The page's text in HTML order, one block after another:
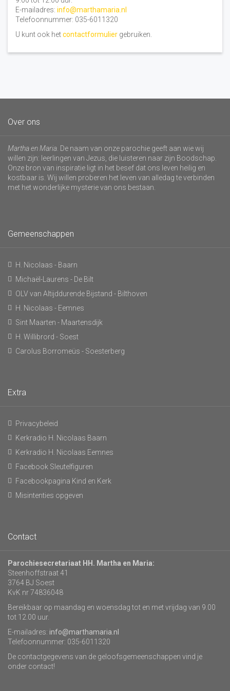
E-mailadres: info@marthamaria.nl
Telefoonnummer: 035-6011320
U kunt ook hetcontactformulier gebruiken.
Over ons
Martha en Maria . De naam van onze parochie geeft aan wie wij
willen zijn: leerlingen van Jezus, die luisteren naar zijn Boodschap.
Onze bron van inspiratie ligt in het besef dat ons leven heilig en
kostbaar is. Wij willen proberen het leven van alledag te verbinden
met het wonderlijke mysterie van ons bestaan.
Gemeenschappen
H. Nicolaas - Baarn
Michaël-Laurens - De Bilt
OLV van Altijddurende Bijstand - Bilthoven
H. Nicolaas - Eemnes
Sint Maarten - Maartensdijk
H. Willibrord - Soest
Carolus Borromeüs - Soesterberg
Extra
Privacybeleid
Kerkradio H. Nicolaas Baarn
Kerkradio H. Nicolaas Eemnes
Facebook Sleutelfiguren
Facebookpagina Kind en Kerk
Misintenties opgeven
Contact
Parochiesecretariaat HH. Martha en Maria:
Steenhoffstraat 41
3764 BJ Soest
KvK nr 74836048
Bereikbaar op maandag en woensdag tot en met vrijdag van 9.00
tot 12.00 uur.
E-mailadres: info@marthamaria.nl
Telefoonnummer: 035-6011320
De contactgegevens van de geloofsgemeenschappen vind je
onder contact!